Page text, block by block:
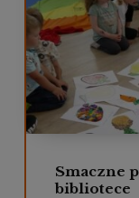
Smaczne
bibliotece